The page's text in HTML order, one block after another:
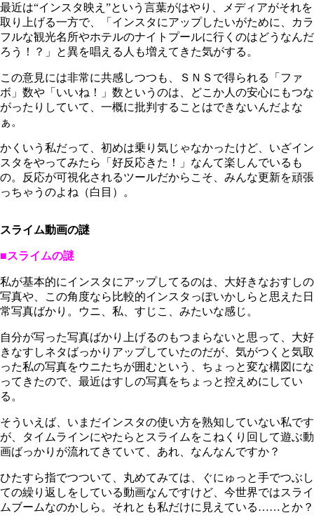
最近は“インスタ映え”という言葉がはやり、メディアがそれを
取り上げる一方で、「インスタにアップしたいがために、カラ
フルな観光名所やホテルのナイトプールに行くのはどうなんだ
ろう！？」と異を唱える人も増えてきた気がする。
この意見には非常に共感しつつも、ＳＮＳで得られる「ファ
ボ」数や「いいね！」数というのは、どこか人の安心にもつな
がったりしていて、一概に批判することはできないんだよな
ぁ。
かくいう私だって、初めは乗り気じゃなかったけど、いざイン
スタをやってみたら「好反応きた！」なんて楽しんでいるも
の。反応が可視化されるツールだからこそ、みんな更新を頑張
っちゃうのよね（白目）。
スライム動画の謎
■スライムの謎
私が基本的にインスタにアップしてるのは、大好きなおすしの
写真や、この角度なら比較的インスタっぽいかしらと思えた日
常写真ばかり。ウニ、私、すじこ、みたいな感じ。
自分が写った写真ばかり上げるのもつまらないと思って、大好
きなすしネタばっかりアップしていたのだが、気がつくと気取
った私の写真をウニたちが囲むという、ちょっと変な構図にな
ってきたので、最近はすしの写真をちょっと控えめにしてい
る。
そういえば、いまだインスタの使い方を熟知していない私です
が、タイムラインにやたらとスライムをこねくり回して遊ぶ動
画ばっかりが流れてきていて、あれ、なんなんですか？
ひたすら指でつついて、丸めてみては、ぐにゅっと手でつぶし
ての繰り返しをしている動画なんですけど、今世界ではスライ
ムブームなのかしら。それとも私だけに見えている……とか？